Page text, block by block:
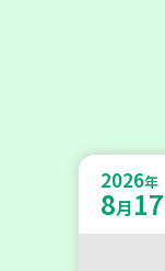
2026年
8月 17